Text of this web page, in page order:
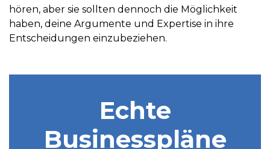
hören, aber sie sollten dennoch die Möglichkeit
haben, deine Argumente und Expertise in ihre
Entscheidungen einzubeziehen.
Echte
Businesspläne